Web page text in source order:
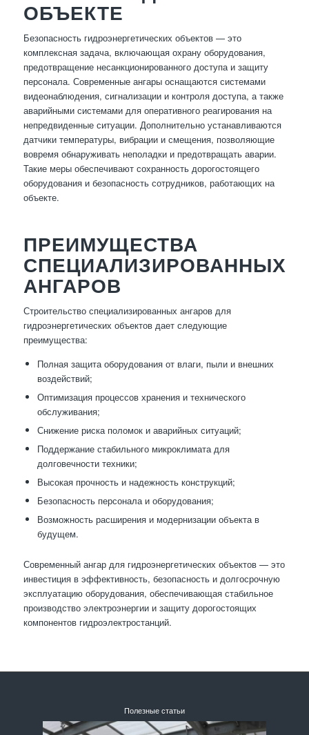
ОБЪЕКТЕ
Безопасность гидроэнергетических объектов — это
комплексная задача, включающая охрану оборудования,
предотвращение несанкционированного доступа и защиту
персонала. Современные ангары оснащаются системами
видеонаблюдения, сигнализации и контроля доступа, а также
аварийными системами для оперативного реагирования на
непредвиденные ситуации. Дополнительно устанавливаются
датчики температуры, вибрации и смещения, позволяющие
вовремя обнаруживать неполадки и предотвращать аварии.
Такие меры обеспечивают сохранность дорогостоящего
оборудования и безопасность сотрудников, работающих на
объекте.
ПРЕИМУЩЕСТВА
СПЕЦИАЛИЗИРОВАННЫХ
АНГАРОВ
Строительство специализированных ангаров для
гидроэнергетических объектов дает следующие
преимущества:
Полная защита оборудования от влаги, пыли и внешних
воздействий;
Оптимизация процессов хранения и технического
обслуживания;
Снижение риска поломок и аварийных ситуаций;
Поддержание стабильного микроклимата для
долговечности техники;
Высокая прочность и надежность конструкций;
Безопасность персонала и оборудования;
Возможность расширения и модернизации объекта в
будущем.
Современный ангар для гидроэнергетических объектов — это
инвестиция в эффективность, безопасность и долгосрочную
эксплуатацию оборудования, обеспечивающая стабильное
производство электроэнергии и защиту дорогостоящих
компонентов гидроэлектростанций.
Полезные статьи